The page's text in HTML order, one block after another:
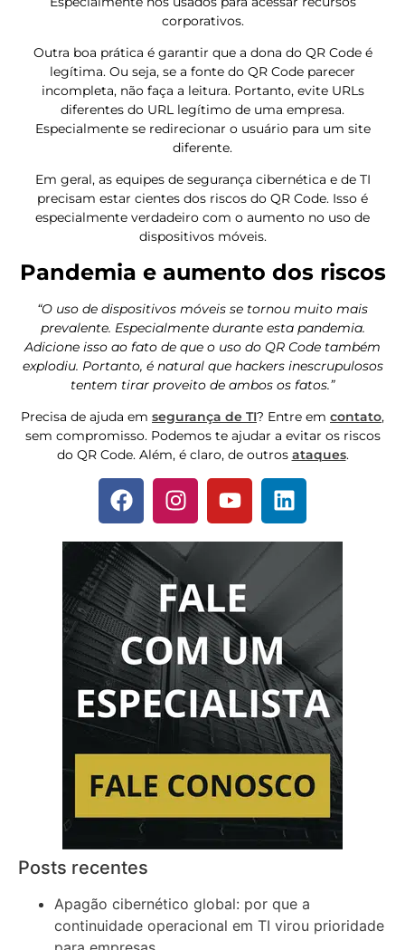
corporativos.
Outra boa prática é garantir que a dona do QR Code é
legítima. Ou seja, se a fonte do QR Code parecer
incompleta, não faça a leitura. Portanto, evite URLs
diferentes do URL legítimo de uma empresa.
Especialmente se redirecionar o usuário para um site
diferente.
Em geral, as equipes de segurança cibernética e de TI
precisam estar cientes dos riscos do QR Code. Isso é
especialmente verdadeiro com o aumento no uso de
dispositivos móveis.
Pandemia e aumento dos riscos
“O uso de dispositivos móveis se tornou muito mais
prevalente. Especialmente durante esta pandemia.
Adicione isso ao fato de que o uso do QR Code também
explodiu. Portanto, é natural que hackers inescrupulosos
tentem tirar proveito de ambos os fatos.”
Precisa de ajuda em segurança de TI? Entre em contato,
sem compromisso. Podemos te ajudar a evitar os riscos
do QR Code. Além, é claro, de outros ataques.
Posts recentes
Apagão cibernético global: por que a
continuidade operacional em TI virou prioridade